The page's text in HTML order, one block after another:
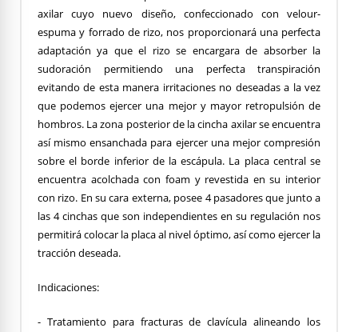
axilar cuyo nuevo diseño, confeccionado con velour-
espuma y forrado de rizo, nos proporcionará una perfecta
adaptación ya que el rizo se encargara de absorber la
sudoración permitiendo una perfecta transpiración
evitando de esta manera irritaciones no deseadas a la vez
que podemos ejercer una mejor y mayor retropulsión de
hombros. La zona posterior de la cincha axilar se encuentra
así mismo ensanchada para ejercer una mejor compresión
sobre el borde inferior de la escápula. La placa central se
encuentra acolchada con foam y revestida en su interior
con rizo. En su cara externa, posee 4 pasadores que junto a
las 4 cinchas que son independientes en su regulación nos
permitirá colocar la placa al nivel óptimo, así como ejercer la
tracción deseada.
Indicaciones:
- Tratamiento para fracturas de clavícula alineando los